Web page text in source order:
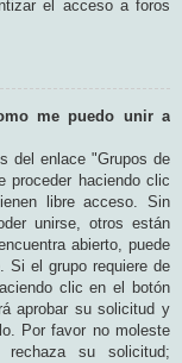
el acceso a foros
me puedo unir a
del enlace "Grupos de
proceder haciendo clic
libre acceso. Sin
unirse, otros están
abierto, puede
Si el grupo requiere de
clic en el botón
aprobar su solicitud y
Por favor no moleste
rechaza su solicitud;